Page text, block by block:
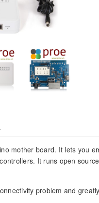
mother board. It lets you
It runs open
problem and